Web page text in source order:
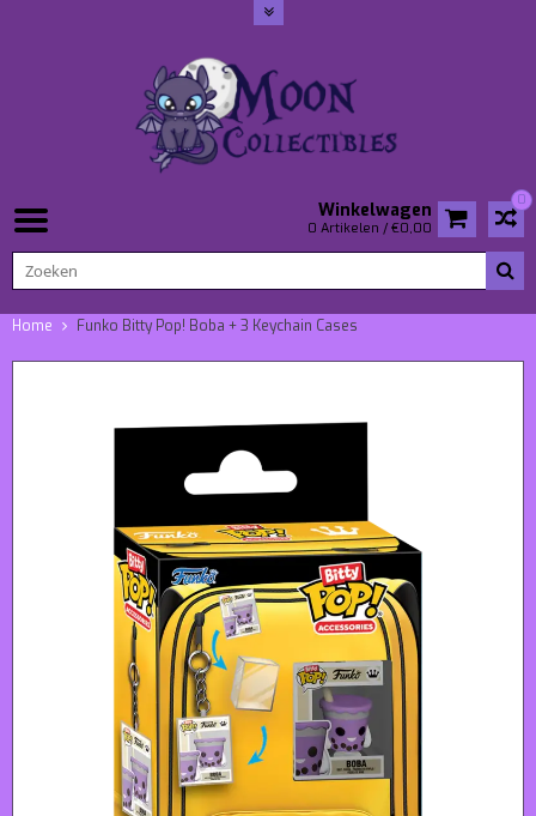
0
Winkelwagen
0 Artikelen / €0,00
Home Funko Bitty Pop! Boba + 3 Keychain Cases